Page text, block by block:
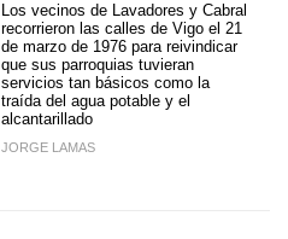
Los vecinos de Lavadores y Cabral
recorrieron las calles de Vigo el 21
de marzo de 1976 para reivindicar
que sus parroquias tuvieran
servicios tan básicos como la
traída del agua potable y el
alcantarillado
JORGE LAMAS